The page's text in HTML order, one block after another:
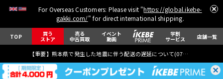
For Overseas Customers: Please visit "https://global.ikebe-
gakki.com/" for direct international shipping.
TOP 買う
ストア
売る
中古買取
イベント
動画
学割
サービス 店舗一覧
【重要】熊本県で発生した地震に伴う配送の遅延について(07月29日